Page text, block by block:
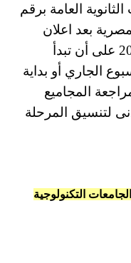
العامة برقم
بعد اعلان
اسماء الأوائل صباح يوم الأحد 2025 على أن تبدأ
الجاري أو بداية
المجاميع
لتنسيق المرحلة
التكنولوجية